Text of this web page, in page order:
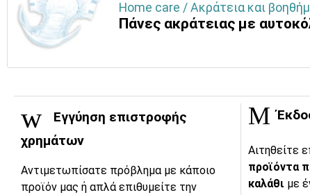
Home care / Ακράτεια και
Πάνες ακράτειας με
Εγγύηση επιστροφής
χρημάτων
Αντιμετωπίσατε πρόβλημα με κάποιο
προϊόν μας ή απλά επιθυμείτε την
Αιτηθείτε
προϊόντα
καλάθι με